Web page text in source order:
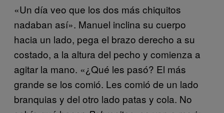
«Un día veo que los dos más chiquitos
nadaban así». Manuel inclina su cuerpo
hacia un lado, pega el brazo derecho a su
costado, a la altura del pecho y comienza a
agitar la mano. «¿Qué les pasó? El más
grande se los comió. Les comió de un lado
branquias y del otro lado patas y cola. No